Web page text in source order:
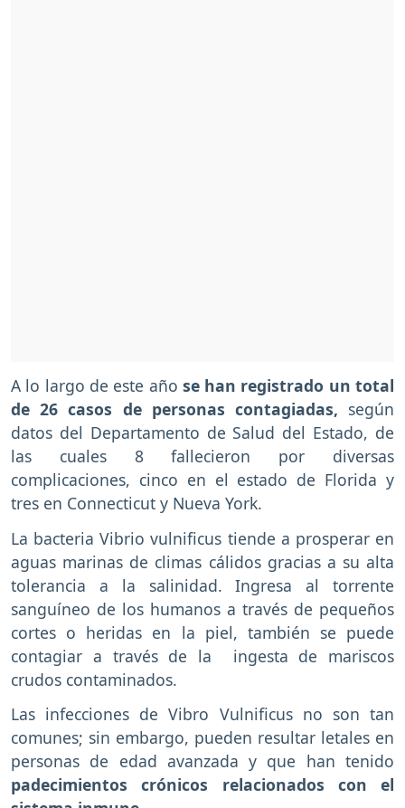
A lo largo de este año se han registrado un total
de 26 casos de personas contagiadas, según
datos del Departamento de Salud del Estado, de
las cuales 8 fallecieron por diversas
complicaciones, cinco en el estado de Florida y
tres en Connecticut y Nueva York.
La bacteria Vibrio vulnificus tiende a prosperar en
aguas marinas de climas cálidos gracias a su alta
tolerancia a la salinidad. Ingresa al torrente
sanguíneo de los humanos a través de pequeños
cortes o heridas en la piel, también se puede
contagiar a través de la ingesta de mariscos
crudos contaminados.
Las infecciones de Vibro Vulnificus no son tan
comunes; sin embargo, pueden resultar letales en
personas de edad avanzada y que han tenido
padecimientos crónicos relacionados con el